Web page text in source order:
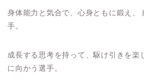
身体能力と気合で、心身ともに鍛え、
手。
成長する思考を持って、駆け引きを楽
に向かう選手。